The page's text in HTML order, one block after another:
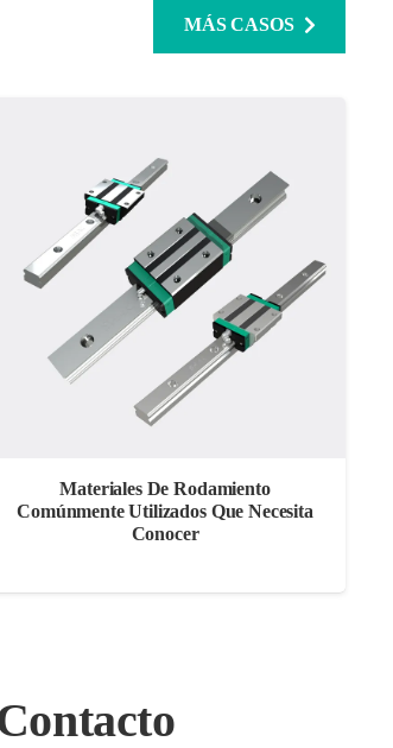
MÁS CASOS
Materiales De Rodamiento
Comúnmente Utilizados Que Necesita
Conocer